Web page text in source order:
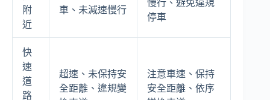
附
近
車、未減速慢行
慢行、避免違規
停車
快
速
道
路
超速、未保持安
全距離、違規變
注意車速、保持
安全距離、依序